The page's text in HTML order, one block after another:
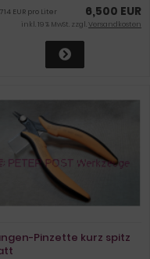
6,500 EUR
EUR pro Liter
inkl. 19 % MwSt. zzgl.Versandkosten
Pinzette kurz spitz